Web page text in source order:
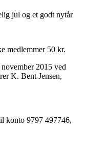
jul og et godt nytår
medlemmer 50 kr.
2015 ved
K. Bent Jensen,
konto 9797 497746,